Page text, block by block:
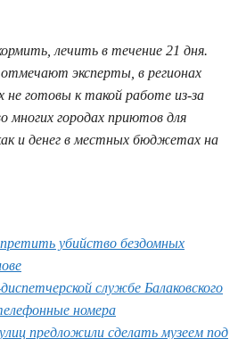
лечить в течение 21 дня.
эксперты, в регионах
готовы к такой работе из-за
многих городах приютов для
и денег в местных бюджетах на
убийство бездомных
службе Балаковского
номера
предложили сделать музеем под